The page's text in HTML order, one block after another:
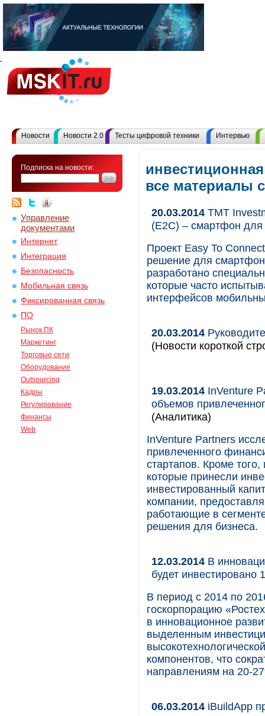
Новости Новости 2.0 Тесты цифровой техники Интервью
Подписка на новости:
Управление
документами
Интернет
Интеграция
Безопасность
Мобильная связь
Фиксированная связь
ПО
Рынок ПК
Маркетинг
Торговые сети
Оборудование
Outsourcing
Кадры
Регулирование
Финансы
Web
все материалы
20.03.2014 ТМТ
(Е2С) – смартфон для
Проект Easy To
решение для
разработано
которые часто
интерфейсов
20.03.2014
(Новости короткой
19.03.2014 InVenture
объемов
(Аналитика)
InVenture Partners
привлеченного
стартапов. Кроме
которые принесли
инвестированный
компании,
работающие в
решения для бизнеса.
12.03.2014 В
будет инвестировано
В период с 2014 по
госкорпорацию
в инновационное
выделенным
компонентов, что
направлениям на 20-
06.03.2014 iBuildApp